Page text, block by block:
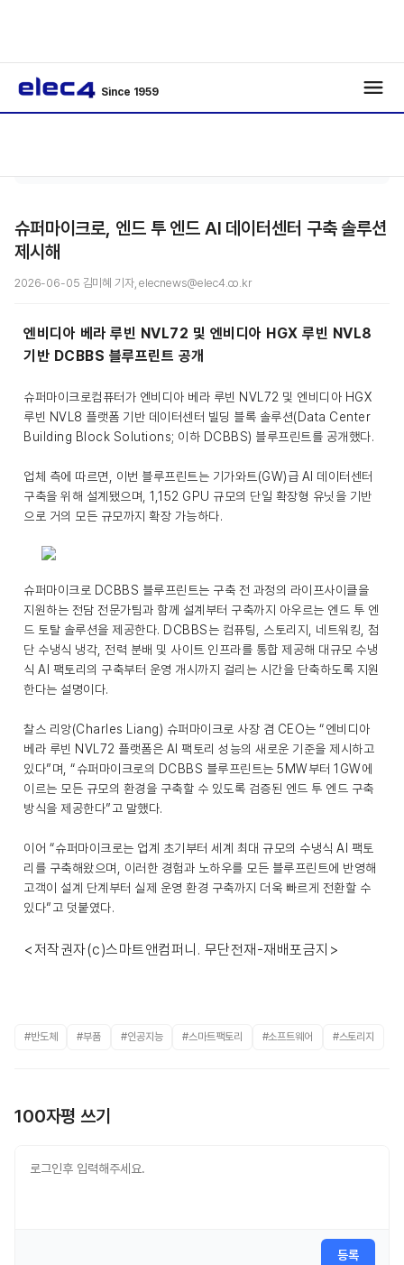
Since 1959
슈퍼마이크로, 엔드 투 엔드 AI 데이터센터 구축 솔루션
제시해
2026-06-05 김미혜 기자, elecnews@elec4.co.kr
엔비디아 베라 루빈 NVL72 및 엔비디아 HGX 루빈 NVL8
기반 DCBBS 블루프린트 공개
슈퍼마이크로컴퓨터가 엔비디아 베라 루빈 NVL72 및 엔비디아 HGX
루빈 NVL8 플랫폼 기반 데이터센터 빌딩 블록 솔루션(Data Center
Building Block Solutions; 이하 DCBBS) 블루프린트를 공개했다.
업체 측에 따르면, 이번 블루프린트는 기가와트(GW)급 AI 데이터센터
구축을 위해 설계됐으며, 1,152 GPU 규모의 단일 확장형 유닛을 기반
으로 거의 모든 규모까지 확장 가능하다.
슈퍼마이크로 DCBBS 블루프린트는 구축 전 과정의 라이프사이클을
지원하는 전담 전문가팀과 함께 설계부터 구축까지 아우르는 엔드 투 엔
드 토탈 솔루션을 제공한다. DCBBS는 컴퓨팅, 스토리지, 네트워킹, 첨
단 수냉식 냉각, 전력 분배 및 사이트 인프라를 통합 제공해 대규모 수냉
식 AI 팩토리의 구축부터 운영 개시까지 걸리는 시간을 단축하도록 지원
한다는 설명이다.
찰스 리앙(Charles Liang) 슈퍼마이크로 사장 겸 CEO는 “엔비디아
베라 루빈 NVL72 플랫폼은 AI 팩토리 성능의 새로운 기준을 제시하고
있다”며, “슈퍼마이크로의 DCBBS 블루프린트는 5MW부터 1GW에
이르는 모든 규모의 환경을 구축할 수 있도록 검증된 엔드 투 엔드 구축
방식을 제공한다”고 말했다.
이어 “슈퍼마이크로는 업계 초기부터 세계 최대 규모의 수냉식 AI 팩토
리를 구축해왔으며, 이러한 경험과 노하우를 모든 블루프린트에 반영해
고객이 설계 단계부터 실제 운영 환경 구축까지 더욱 빠르게 전환할 수
있다”고 덧붙였다.
<저작권자(c)스마트앤컴퍼니. 무단전재-재배포금지>
#반도체 #부품 #인공지능 #스마트팩토리 #소프트웨어 #스토리지
100자평 쓰기
등록